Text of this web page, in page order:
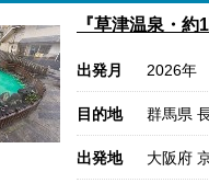
『草津温泉・
出発月 2026年
目的地 群馬県
出発地 大阪府